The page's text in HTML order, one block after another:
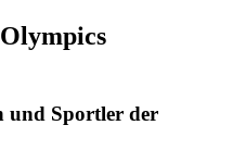
und Sportler der